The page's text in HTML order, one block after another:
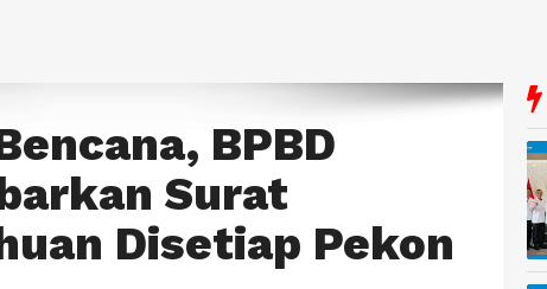
BPBD
Surat
Disetiap Pekon